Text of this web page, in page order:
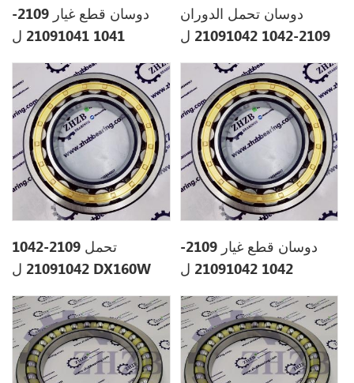
دوسان قطع غيار 2109-
1041 21091041 ل
دوسان تحمل الدوران
2109-1042 21091042 ل
تحمل 2109-1042
21091042 ل DX160W
دوسان قطع غيار 2109-
1042 21091042 ل